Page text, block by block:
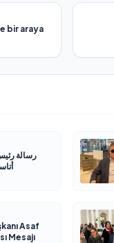
bir araya
رسالة
Asaf
Mesajı